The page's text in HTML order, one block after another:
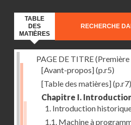
TABLE
DES
MATIÈRES
RECHERCHE
PAGE DE TITRE
[Avant-propos](p.r5)
[Table des matières](p.r7)
Chapitre I.
1. Introduction
1.1. Machine à